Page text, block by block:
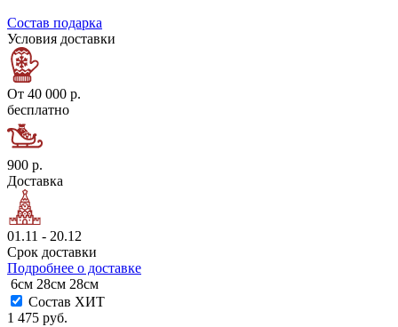
Состав подарка
Условия доставки
От 40 000 р.
бесплатно
900 р.
Доставка
01.11 - 20.12
Срок доставки
Подробнее о доставке
6см 28см 28см
Состав ХИТ
1 475 руб.